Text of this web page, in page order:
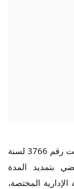
وجاء القرار من رئيس مجلس الوزراء، تحت رقم 3766 لسنة
بتمديد المدة
المختصة،